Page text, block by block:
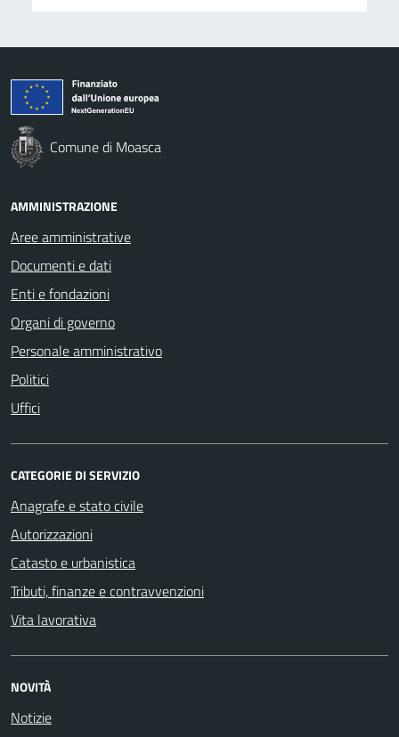
Comune di Moasca
AMMINISTRAZIONE
Aree amministrative
Documenti e dati
Enti e fondazioni
Organi di governo
Personale amministrativo
Politici
Uffici
CATEGORIE DI SERVIZIO
Anagrafe e stato civile
Autorizzazioni
Catasto e urbanistica
Tributi, finanze e contravvenzioni
Vita lavorativa
NOVITÀ
Notizie